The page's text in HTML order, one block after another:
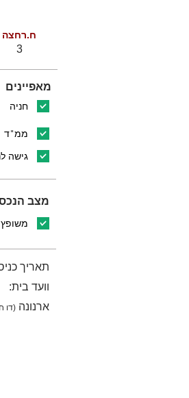
ח.רחצה
3
מאפיינים
חניה
ממ"ד
גישה
מצב
משופץ
תאריך
וועד בית:
ארנונה (דו